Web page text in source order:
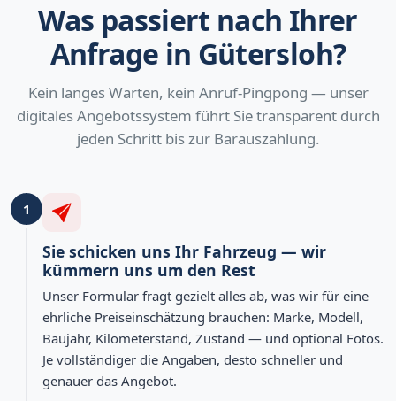
Was passiert nach Ihrer
Anfrage in Gütersloh?
Kein langes Warten, kein Anruf-Pingpong — unser
digitales Angebotssystem führt Sie transparent durch
jeden Schritt bis zur Barauszahlung.
1
Sie schicken uns Ihr Fahrzeug — wir
kümmern uns um den Rest
Unser Formular fragt gezielt alles ab, was wir für eine
ehrliche Preiseinschätzung brauchen: Marke, Modell,
Baujahr, Kilometerstand, Zustand — und optional Fotos.
Je vollständiger die Angaben, desto schneller und
genauer das Angebot.